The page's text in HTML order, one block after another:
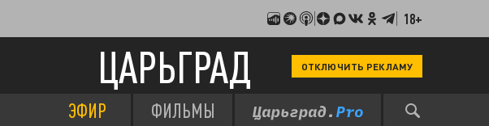
18+
ЦАРЬГРАД ОТКЛЮЧИТЬ РЕКЛАМУ
ЭФИР ФИЛЬМЫ